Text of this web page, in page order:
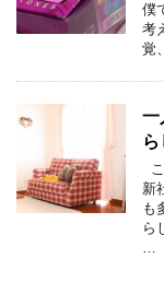
僕
考
覚
一
新
も
ら
…